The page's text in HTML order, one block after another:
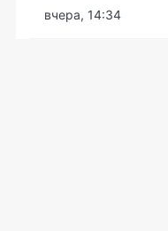
вчера, 14:34